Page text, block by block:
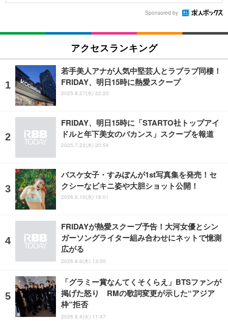
Sponsored by
アクセスランキング
若手美人アナが人気中堅芸人とラブラブ同棲！
FRIDAY、明日15時に熱愛スクープ
2025.8.27(水) 22:20
FRIDAY、明日15時に「STARTO社トップアイ
ドルと年下美女のバカンス」スクープを報道
2025.7.23(水) 20:54
バスケ女子・すみぽんが1st写真集を発売！セ
クシーなビキニ姿や大胆ショット公開！
2026.6.10(水) 18:01
FRIDAYが熱愛スクープ予告！大河女優とシン
ガーソングライター組み合わせにネットで憶測
広がる
2026.8.6(木) 13:00
「グラミー賞なんてくそくらえ」BTSファンが
掲げた怒り RMの歌詞変更が示した“アジア
枠”拒否
2026.8.4(火) 11:47